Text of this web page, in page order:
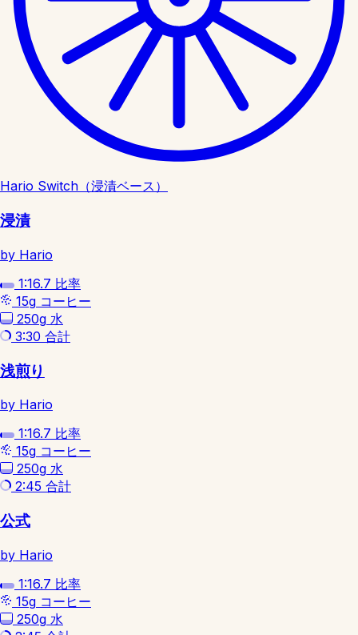
Hario Switch（浸漬ベース）
浸漬
by Hario
1:16.7 比率
15g コーヒー
250g 水
3:30 合計
浅煎り
by Hario
1:16.7 比率
15g コーヒー
250g 水
2:45 合計
公式
by Hario
1:16.7 比率
15g コーヒー
250g 水